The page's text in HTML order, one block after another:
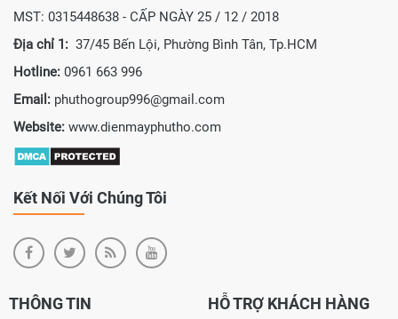
MST: 0315448638 - CẤP NGÀY 25 / 12 / 2018
Địa chỉ 1: 37/45 Bến Lội, Phường Bình Tân, Tp.HCM
Hotline: 0961 663 996
Email: phuthogroup996@gmail.com
Website: www.dienmayphutho.com
Kết Nối Với Chúng Tôi
THÔNG TIN HỖ TRỢ KHÁCH HÀNG